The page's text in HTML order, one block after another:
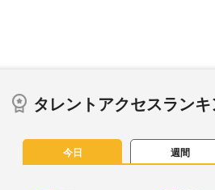
タレントアクセスラン
今日 週間